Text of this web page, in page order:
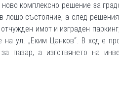
комплексно решение за
лошо състояние, а след
имот и изграден
ул. „Еким Цанков“. В ход е
пазар, а изготвянето на